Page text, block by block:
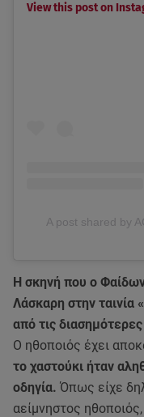
View this post on
A post shared by
Η σκηνή που ο
Λάσκαρη στην ταινία
από τις
Ο ηθοποιός έχει
το χαστούκι ήταν
οδηγία. Όπως είχε
αείμνηστος